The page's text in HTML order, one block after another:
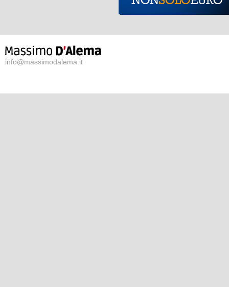
info@massimodalema.it